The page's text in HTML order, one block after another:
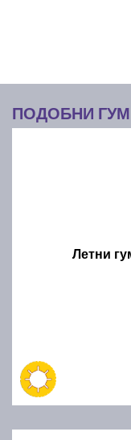
ПОДОБНИ
Летни